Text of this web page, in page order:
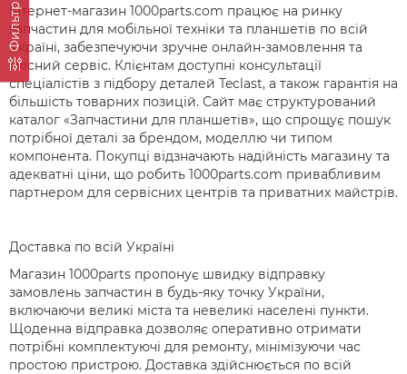
Фильтр
Інтернет-магазин 1000parts.com працює на ринку
запчастин для мобільної техніки та планшетів по всій
Україні, забезпечуючи зручне онлайн-замовлення та
якісний сервіс. Клієнтам доступні консультації
спеціалістів з підбору деталей Teclast, а також гарантія на
більшість товарних позицій. Сайт має структурований
каталог «Запчастини для планшетів», що спрощує пошук
потрібної деталі за брендом, моделлю чи типом
компонента. Покупці відзначають надійність магазину та
адекватні ціни, що робить 1000parts.com привабливим
партнером для сервісних центрів та приватних майстрів.
Доставка по всій Україні
Магазин 1000parts пропонує швидку відправку
замовлень запчастин в будь-яку точку України,
включаючи великі міста та невеликі населені пункти.
Щоденна відправка дозволяє оперативно отримати
потрібні комплектуючі для ремонту, мінімізуючи час
простою пристрою. Доставка здійснюється по всій